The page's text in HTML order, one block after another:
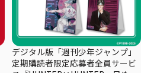
デジタル版「週刊少年ジャンプ」
定期購読者限定応募者全員サービ